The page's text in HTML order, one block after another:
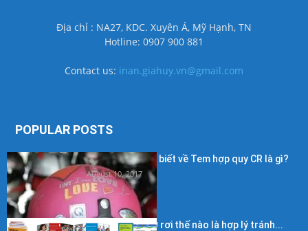
Địa chỉ : NA27, KDC. Xuyên Á, Mỹ Hạnh, TN
Hotline: 0907 900 881
Contact us: inan.giahuy.vn@gmail.com
POPULAR POSTS
Những điều cần biết về Tem hợp quy CR là gì?
August 10, 2017
Kích thước in tờ rơi thế nào là hợp lý tránh...